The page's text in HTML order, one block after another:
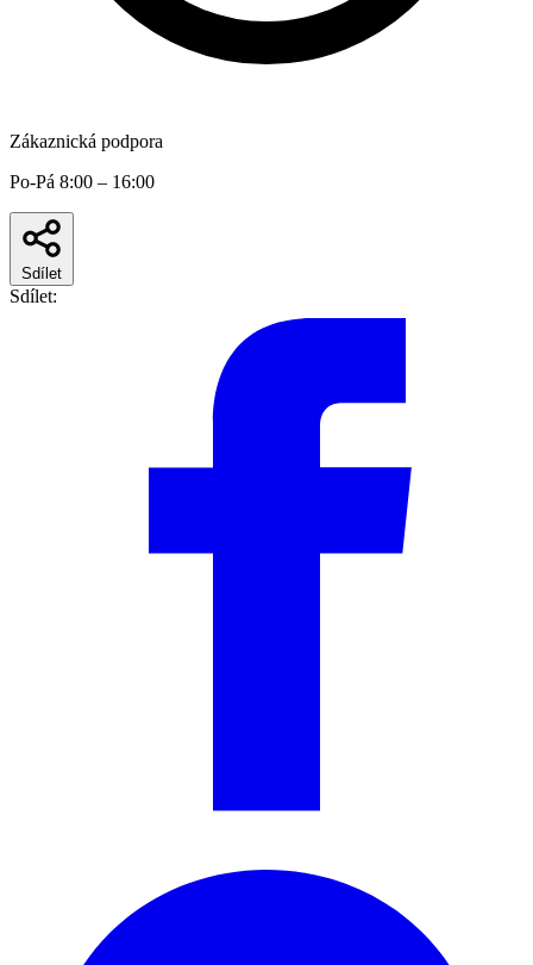
Zákaznická podpora
Po-Pá 8:00 – 16:00
Sdílet
Sdílet: